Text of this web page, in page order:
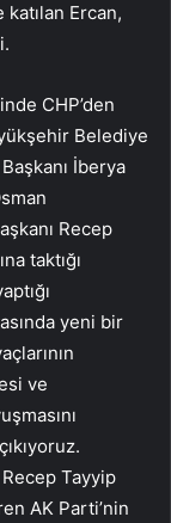
katılan Ercan,
CHP’den
Belediye
İberya
Recep
taktığı
yeni bir
ve
Recep Tayyip
AK Parti’nin